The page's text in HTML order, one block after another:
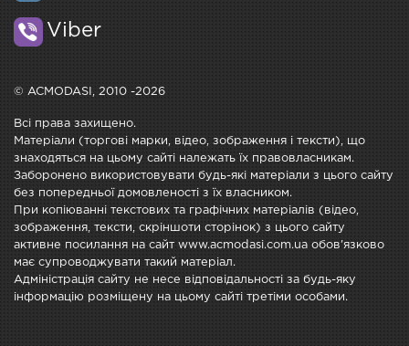
Viber
© ACMODASI, 2010 -2026
Всі права захищено.
Матеріали (торгові марки, відео, зображення і тексти), що
знаходяться на цьому сайті належать їх правовласникам.
Заборонено використовувати будь-які матеріали з цього сайту
без попередньої домовленості з їх власником.
При копіюванні текстових та графічних матеріалів (відео,
зображення, тексти, скріншоти сторінок) з цього сайту
активне посилання на сайт www.acmodasi.com.ua обов'язково
має супроводжувати такий матеріал.
Адміністрація сайту не несе відповідальності за будь-яку
інформацію розміщену на цьому сайті третіми особами.